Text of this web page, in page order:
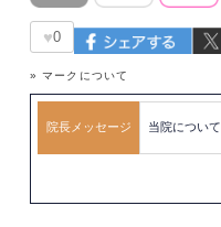
♥0
» マークについて
院長メッセージ 当院について